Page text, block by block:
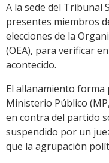
A la sede del Tribunal
presentes miembros
elecciones de la
(OEA), para verificar
acontecido.
El allanamiento forma
Ministerio Público
en contra del partido
suspendido por un
que la agrupación